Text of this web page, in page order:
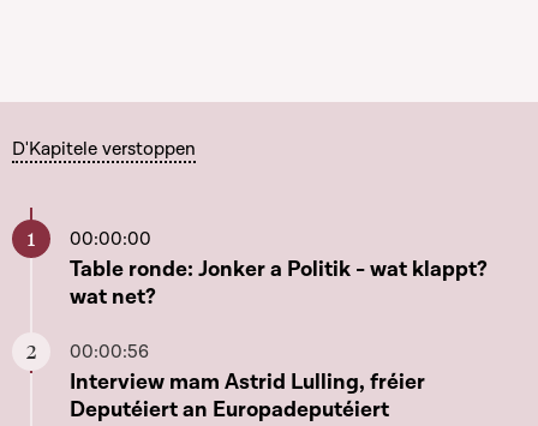
D'Kapitele verstoppen
00:00:00
Aller à ce chapitre
Table ronde: Jonker a Politik - wat klappt?
wat net?
00:00:56
Aller à ce chapitre
Interview mam Astrid Lulling, fréier
Deputéiert an Europadeputéiert